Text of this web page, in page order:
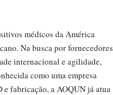
médicos da América
Na busca por fornecedores
internacional e agilidade,
como uma empresa
fabricação, a AOQUN já atua